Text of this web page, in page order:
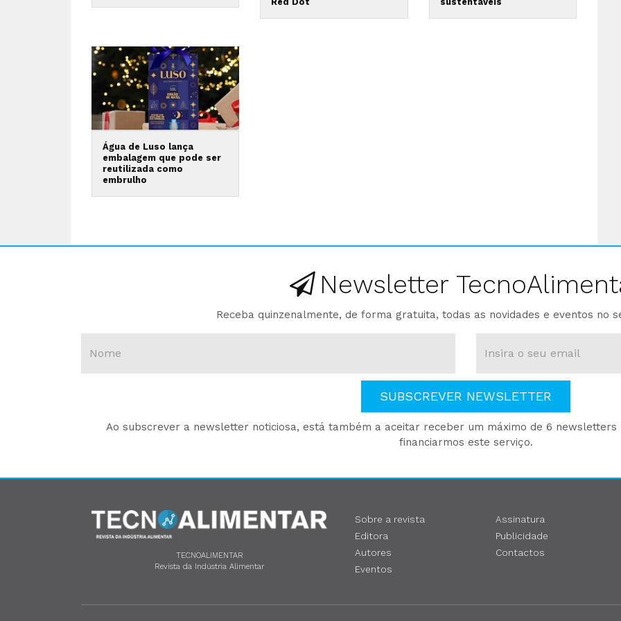
Água de Luso lança
embalagem que pode ser
reutilizada como
embrulho
Newsletter
Receba quinzenalmente, de forma gratuita, todas as novidades e eventos no
SUBSCREVER NEWSLETTER
Ao subscrever a newsletter noticiosa, está também a aceitar receber um máximo de 6
financiarmos este serviço.
TECNOALIMENTAR
Revista da Indústria Alimentar
Sobre a revista
Editora
Autores
Eventos
Assinatura
Publicidade
Contactos